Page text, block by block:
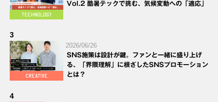
Vol.2 酷暑テックで挑む、気候変動への「適応」
3
2026/06/26
SNS施策は設計が鍵。ファンと一緒に盛り上げ
る、「界隈理解」に根ざしたSNSプロモーション
とは？
4